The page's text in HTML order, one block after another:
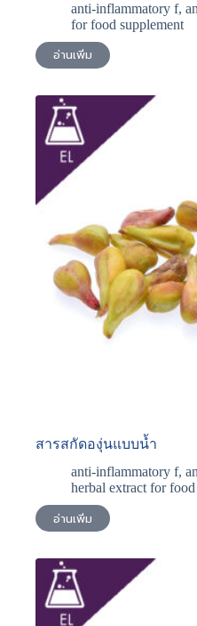
anti-inflammatory f,
for food supplement
อ่านเพิ่ม
สารสกัดองุ่นแบบน้ำ
anti-inflammatory f,
herbal extract for
อ่านเพิ่ม